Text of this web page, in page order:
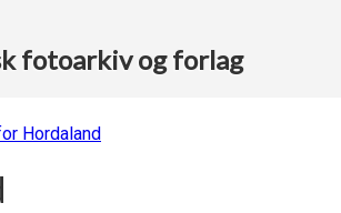
fotoarkiv og forlag
Hordaland